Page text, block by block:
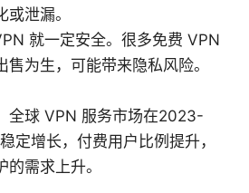
泄漏。
就一定安全。很多免费 VPN
售为生，可能带来隐私风险。
全球 VPN 服务市场在2023-
定增长，付费用户比例提升，
需求上升。